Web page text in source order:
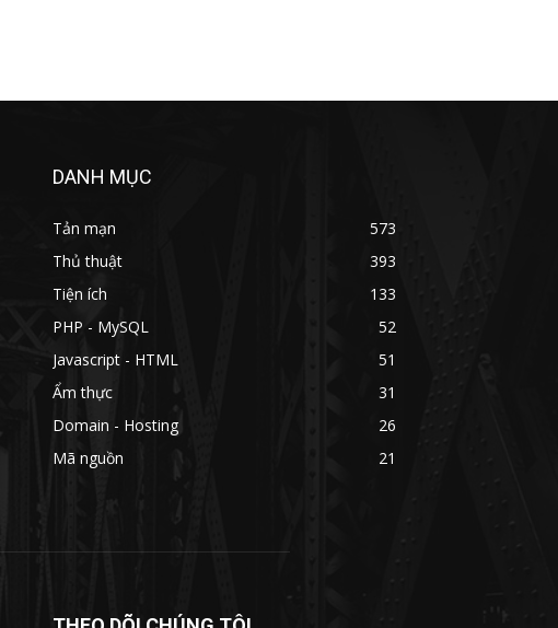
DANH MỤC
Tản mạn
573
Thủ thuật
393
Tiện ích
133
PHP - MySQL
52
Javascript - HTML
51
Ẩm thực
31
Domain - Hosting
26
Mã nguồn
21